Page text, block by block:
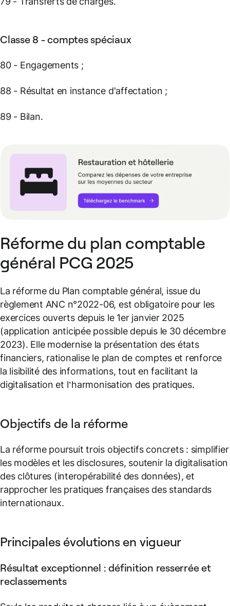
Classe 8 - comptes spéciaux
80 - Engagements ;
88 - Résultat en instance d'affectation ;
89 - Bilan.
Réforme du plan comptable
général PCG 2025
La réforme du Plan comptable général, issue du
règlement ANC n°2022-06, est obligatoire pour les
exercices ouverts depuis le 1er janvier 2025
(application anticipée possible depuis le 30 décembre
2023). Elle modernise la présentation des états
financiers, rationalise le plan de comptes et renforce
la lisibilité des informations, tout en facilitant la
digitalisation et l’harmonisation des pratiques.
Objectifs de la réforme
La réforme poursuit trois objectifs concrets : simplifier
les modèles et les disclosures, soutenir la digitalisation
des clôtures (interopérabilité des données), et
rapprocher les pratiques françaises des standards
internationaux.
Principales évolutions en vigueur
Résultat exceptionnel : définition resserrée et
reclassements